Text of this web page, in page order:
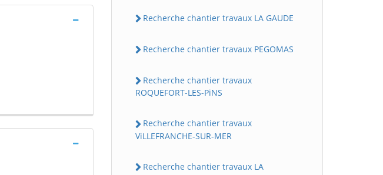
Recherche chantier travaux LA GAUDE
Recherche chantier travaux PEGOMAS
Recherche chantier travaux
ROQUEFORT-LES-PiNS
Recherche chantier travaux
ViLLEFRANCHE-SUR-MER
Recherche chantier travaux LA